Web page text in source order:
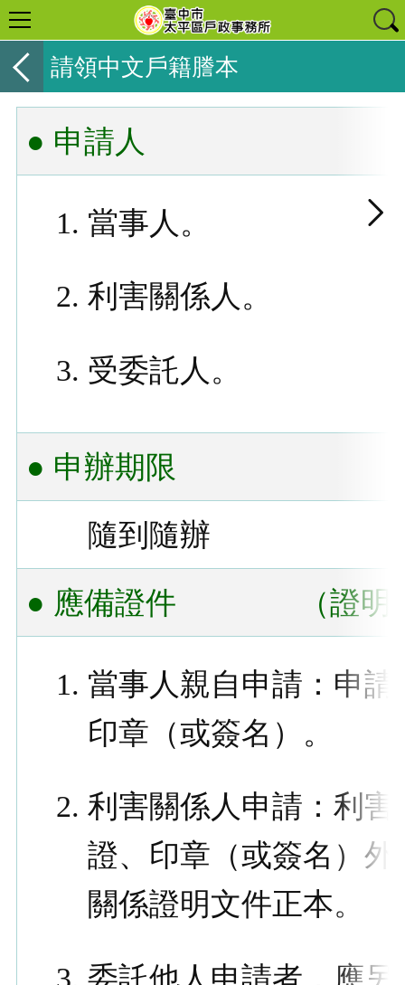
請領中文戶籍謄本
● 申請人
當事人。
利害關係人。
受委託人。
● 申辦期限
隨到隨辦
● 應備證件
（證
當事人親自申請：申
印章（或簽名）。
利害關係人申請：利
證、印章（或簽名）
關係證明文件正本。
委託他人申請者，應